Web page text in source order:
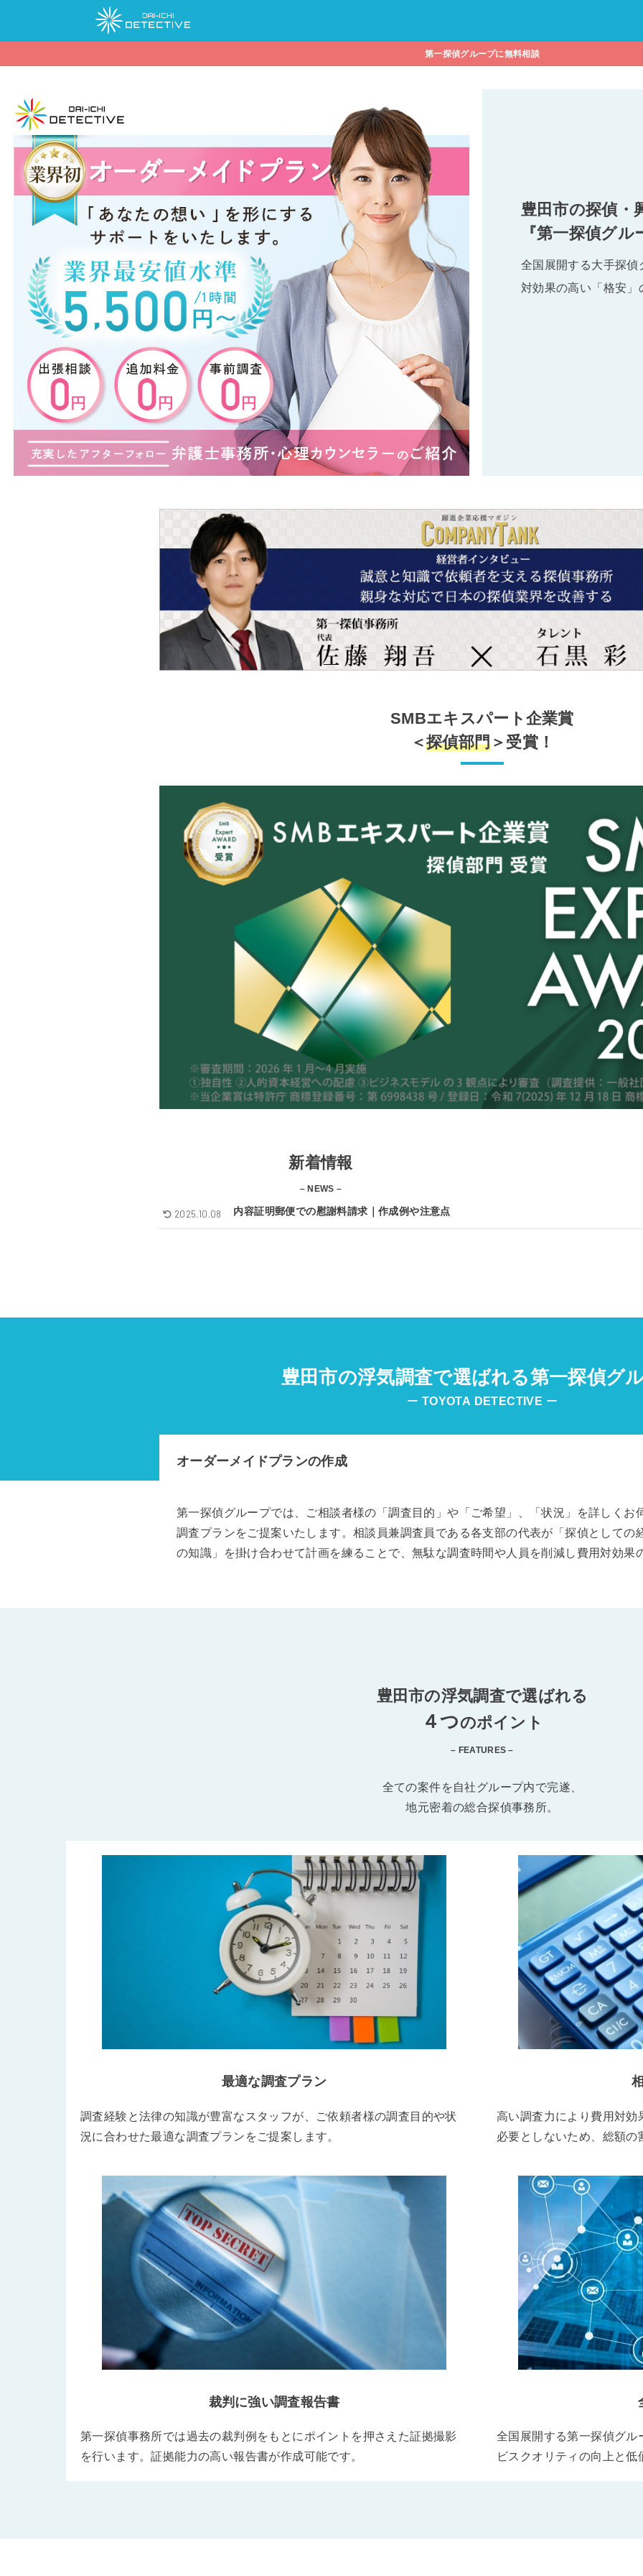
第一探偵グループに無料相談
豊田市の探偵・
『第一探偵グル
全国展開する大手探
対効果の高い「格安」
SMBエキスパート企業賞
＜探偵部門 ＞受賞！
新着情報
– NEWS –
内容証明郵便での慰謝料請求｜作成例や注意点
2025.10.08
豊田市の浮気調査で選ばれる第一探偵グ
ー TOYOTA DETECTIVE ー
オーダーメイドプランの作成
第一探偵グループでは、ご相談者様の「調査目的」や「ご希望」、「状況」を詳しくお
調査プランをご提案いたします。相談員兼調査員である各支部の代表が「探偵としての
の知識」を掛け合わせて計画を練ることで、無駄な調査時間や人員を削減し費用対効果
豊田市の浮気調査で選ばれる
４つのポイント
– FEATURES –
全ての案件を自社グループ内で完遂、
地元密着の総合探偵事務所。
最適な調査プラン
調査経験と法律の知識が豊富なスタッフが、ご依頼者様の調査目的や状
況に合わせた最適な調査プランをご提案します。
高い調査力により費用対
必要としないため、総額
裁判に強い調査報告書
第一探偵事務所では過去の裁判例をもとにポイントを押さえた証拠撮影
を行います。証拠能力の高い報告書が作成可能です。
全国展開する第一探偵グ
ビスクオリティの向上と